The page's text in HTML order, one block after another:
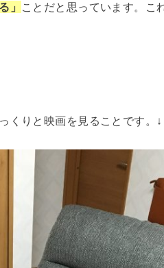
」 ことだと思っています。こ
くりと映画を見ることです。↓